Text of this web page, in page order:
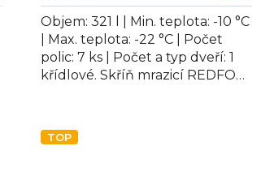
Objem: 321 l | Min. teplota: -10 °C
| Max. teplota: -22 °C | Počet
polic: 7 ks | Počet a typ dveří: 1
křídlové. Skříň mrazicí REDFOX
TOP